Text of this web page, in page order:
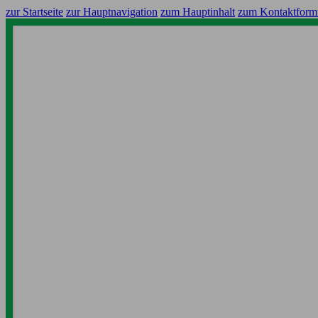
zur Startseite zur Hauptnavigation zum Hauptinhalt zum